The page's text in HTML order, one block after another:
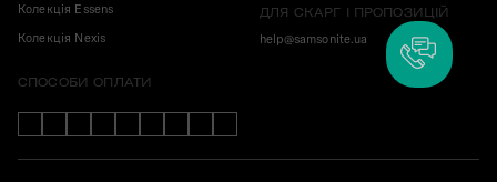
Колекція Essens
Колекція Nexis
ДЛЯ СКАРГ І ПРОПОЗИЦІЙ
help@samsonite.ua
СПОСОБИ ОПЛАТИ